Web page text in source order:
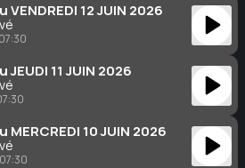
12 JUIN 2026
11 JUIN 2026
10 JUIN 2026